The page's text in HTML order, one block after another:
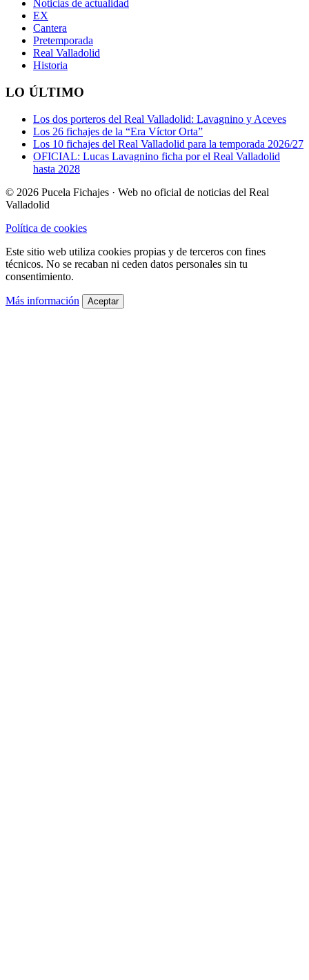
Noticias de actualidad
EX
Cantera
Pretemporada
Real Valladolid
Historia
LO ÚLTIMO
Los dos porteros del Real Valladolid: Lavagnino y Aceves
Los 26 fichajes de la “Era Víctor Orta”
Los 10 fichajes del Real Valladolid para la temporada 2026/27
OFICIAL: Lucas Lavagnino ficha por el Real Valladolid
hasta 2028
© 2026 Pucela Fichajes · Web no oficial de noticias del Real
Valladolid
Política de cookies
Este sitio web utiliza cookies propias y de terceros con fines
técnicos. No se recaban ni ceden datos personales sin tu
consentimiento.
Más información Aceptar